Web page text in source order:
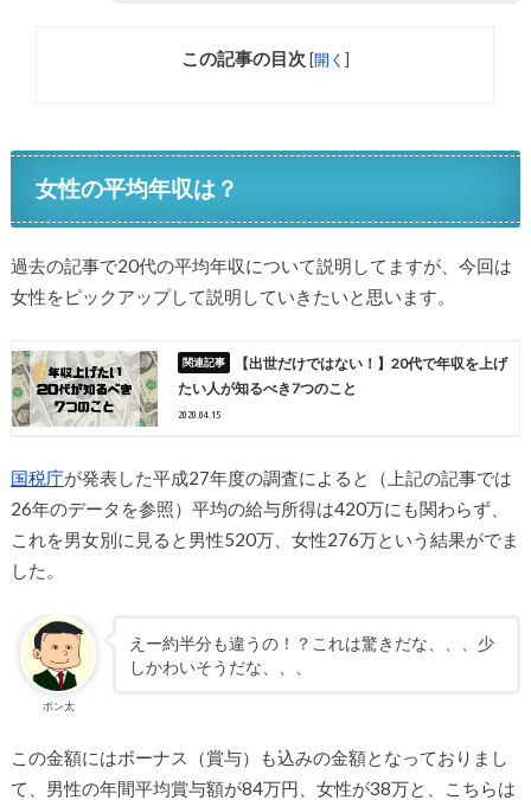
この記事の目次 [開く ]
女性の平均年収は？
過去の記事で20代の平均年収について説明してますが、今回は
女性をピックアップして説明していきたいと思います。
【出世だけではない！】20代で年収を上げ
たい人が知るべき7つのこと
2020.04.15
国税庁が発表した平成27年度の調査によると（上記の記事では
26年のデータを参照）平均の給与所得は420万にも関わらず、
これを男女別に見ると男性520万、女性276万という結果がでま
した。
ポン太
えー約半分も違うの！？これは驚きだな、、、少
しかわいそうだな、、、
この金額にはボーナス（賞与）も込みの金額となっておりまし
て、男性の年間平均賞与額が84万円、女性が38万と、こちらは